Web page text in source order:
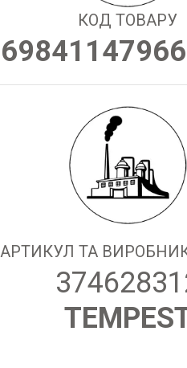
КОД ТОВАРУ
АРТИКУЛ ТА